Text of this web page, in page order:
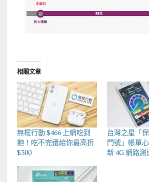
相關文章
無框行動 $466 上網吃到
飽！吃不完還給你最高折
$300
台灣之星「
門號」帳單
新 4G 網路測